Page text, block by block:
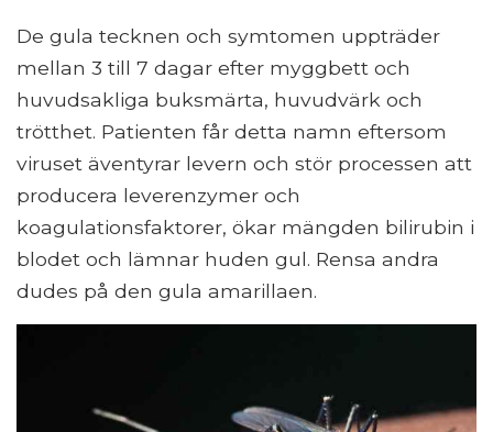
De gula tecknen och symtomen uppträder
mellan 3 till 7 dagar efter myggbett och
huvudsakliga buksmärta, huvudvärk och
trötthet. Patienten får detta namn eftersom
viruset äventyrar levern och stör processen att
producera leverenzymer och
koagulationsfaktorer, ökar mängden bilirubin i
blodet och lämnar huden gul. Rensa andra
dudes på den gula amarillaen.